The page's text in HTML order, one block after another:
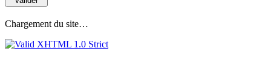
Chargement du site…